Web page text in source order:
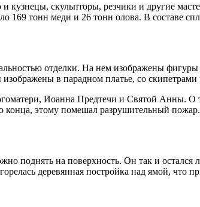
и кузнецы, скульпторы, резчики и другие
тонн меди и 26 тонн олова. В составе
отделки. На нем изображены
в парадном платье, со скипетрами
Иоанна Предтечи и Святой Анны. О
конца, этому помешал разрушительный пожар.
поднять на поверхность. Он так и
деревянная постройка над ямой, что